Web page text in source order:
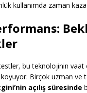
kullanımda zaman
testler, bu teknolojinin
koyuyor. Birçok uzman
açılış süresinde